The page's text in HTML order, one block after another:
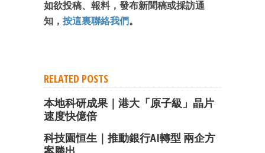
如欲投稿、報料，發布新聞稿或採訪通
知， 按這裏聯絡我們。
RELATED POSTS
本地科研成果｜港大「原子級」晶片
速度快億倍
科技園恒生｜推動銀行AI轉型 兩企方